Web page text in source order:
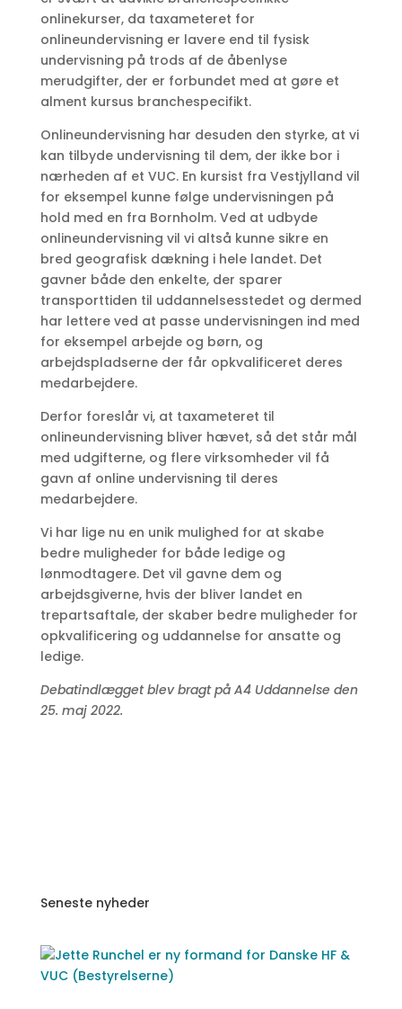
onlinekurser, da taxameteret for
onlineundervisning er lavere end til fysisk
undervisning på trods af de åbenlyse
merudgifter, der er forbundet med at gøre et
alment kursus branchespecifikt.
Onlineundervisning har desuden den styrke, at vi
kan tilbyde undervisning til dem, der ikke bor i
nærheden af et VUC. En kursist fra Vestjylland vil
for eksempel kunne følge undervisningen på
hold med en fra Bornholm. Ved at udbyde
onlineundervisning vil vi altså kunne sikre en
bred geografisk dækning i hele landet. Det
gavner både den enkelte, der sparer
transporttiden til uddannelsesstedet og dermed
har lettere ved at passe undervisningen ind med
for eksempel arbejde og børn, og
arbejdspladserne der får opkvalificeret deres
medarbejdere.
Derfor foreslår vi, at taxameteret til
onlineundervisning bliver hævet, så det står mål
med udgifterne, og flere virksomheder vil få
gavn af online undervisning til deres
medarbejdere.
Vi har lige nu en unik mulighed for at skabe
bedre muligheder for både ledige og
lønmodtagere. Det vil gavne dem og
arbejdsgiverne, hvis der bliver landet en
trepartsaftale, der skaber bedre muligheder for
opkvalificering og uddannelse for ansatte og
ledige.
Debatindlægget blev bragt på A4 Uddannelse den
25. maj 2022.
Seneste nyheder